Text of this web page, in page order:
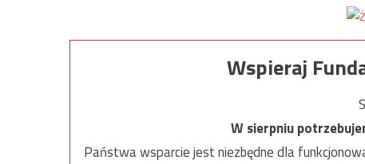
Wspieraj
W sierpniu
Państwa wsparcie jest niezbędne dla